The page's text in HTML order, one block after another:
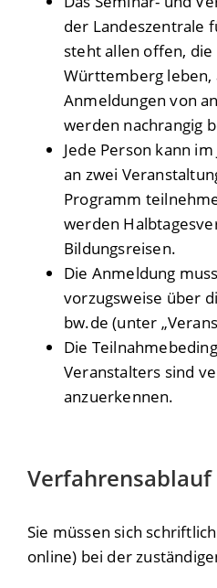
der Landeszentrale
steht allen offen, die
Württemberg
Anmeldungen von
werden nachrangig
Jede Person kann
an zwei
Programm
werden
Bildungsreisen.
Die Anmeldung
vorzugsweise über
bw.de (unter
Die
Veranstalters sind
anzuerkennen.
Verfahrensablauf
Sie müssen sich
online) bei der